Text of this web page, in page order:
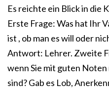
Es reichte ein Blick in die
Erste Frage: Was hat Ihr
ist , ob man es will oder
Antwort: Lehrer. Zweite
wenn Sie mit guten Noten
sind? Gab es Lob,